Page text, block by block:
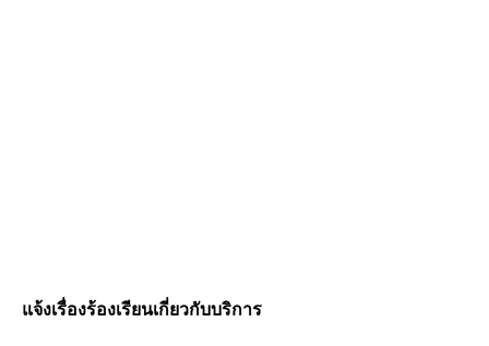
แจ้งเรื่องร้องเรียนเกี่ยวกับบริการ